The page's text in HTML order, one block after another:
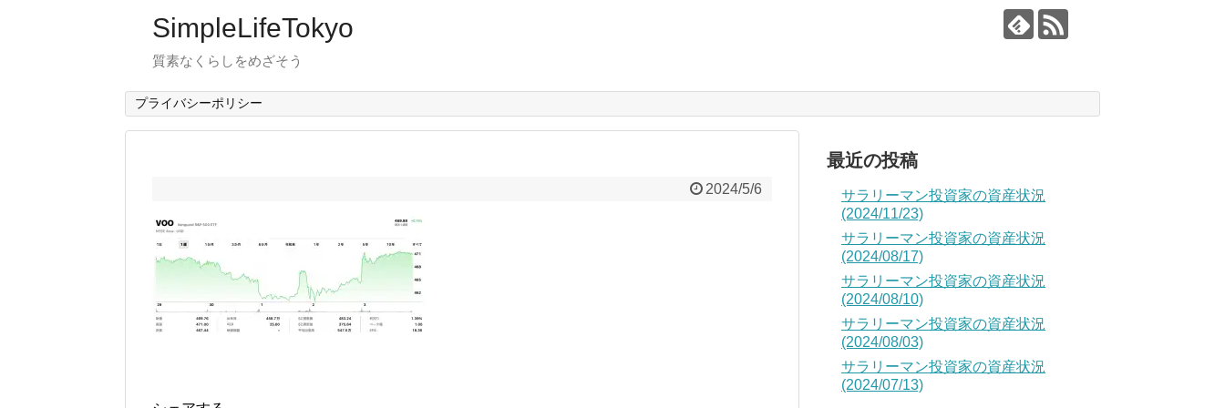
SimpleLifeTokyo
質素なくらしをめざそう
プライバシーポリシー
2024/5/6
最近の投稿
サラリーマン投資家の資産状況
(2024/11/23)
サラリーマン投資家の資産状況
(2024/08/17)
サラリーマン投資家の資産状況
(2024/08/10)
サラリーマン投資家の資産状況
(2024/08/03)
サラリーマン投資家の資産状況
(2024/07/13)